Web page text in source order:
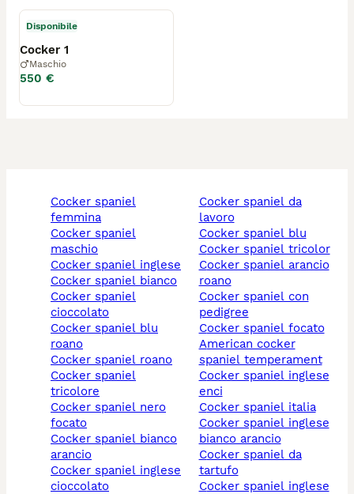
Disponibile
Cocker 1
Maschio
550 €
cocker spaniel
femmina
cocker spaniel
maschio
cocker spaniel inglese
cocker spaniel bianco
cocker spaniel
cioccolato
cocker spaniel blu
roano
cocker spaniel roano
cocker spaniel
tricolore
cocker spaniel nero
focato
cocker spaniel bianco
arancio
cocker spaniel inglese
cioccolato
cocker spaniel da
lavoro
cocker spaniel blu
cocker spaniel tricolor
cocker spaniel arancio
roano
cocker spaniel con
pedigree
cocker spaniel focato
american cocker
spaniel temperament
cocker spaniel inglese
enci
cocker spaniel italia
cocker spaniel inglese
bianco arancio
cocker spaniel da
tartufo
cocker spaniel inglese